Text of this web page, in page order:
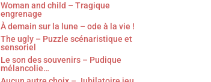
Woman and child – Tragique
engrenage
À demain sur la lune – ode à la vie !
The ugly – Puzzle scénaristique et
sensoriel
Le son des souvenirs – Pudique
mélancolie…